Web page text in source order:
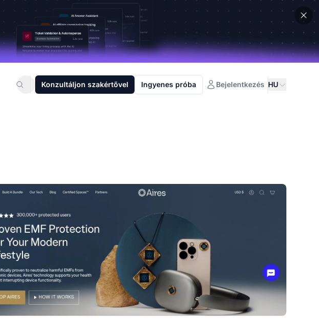
Konzultáljon szakértővel Ingyenes próba Bejelentkezés HU